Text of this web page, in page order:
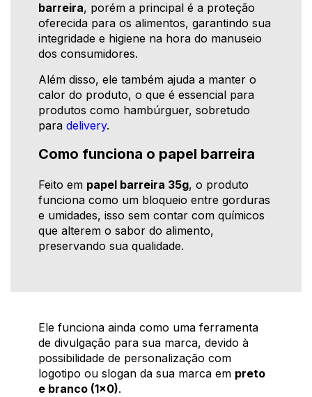
barreira, porém a principal é a proteção
oferecida para os alimentos, garantindo sua
integridade e higiene na hora do manuseio
dos consumidores.
Além disso, ele também ajuda a manter o
calor do produto, o que é essencial para
produtos como hambúrguer, sobretudo
para delivery.
Como funciona o papel barreira
Feito em papel barreira 35g, o produto
funciona como um bloqueio entre gorduras
e umidades, isso sem contar com químicos
que alterem o sabor do alimento,
preservando sua qualidade.
Ele funciona ainda como uma ferramenta
de divulgação para sua marca, devido à
possibilidade de personalização com
logotipo ou slogan da sua marca em preto
e branco (1x0).